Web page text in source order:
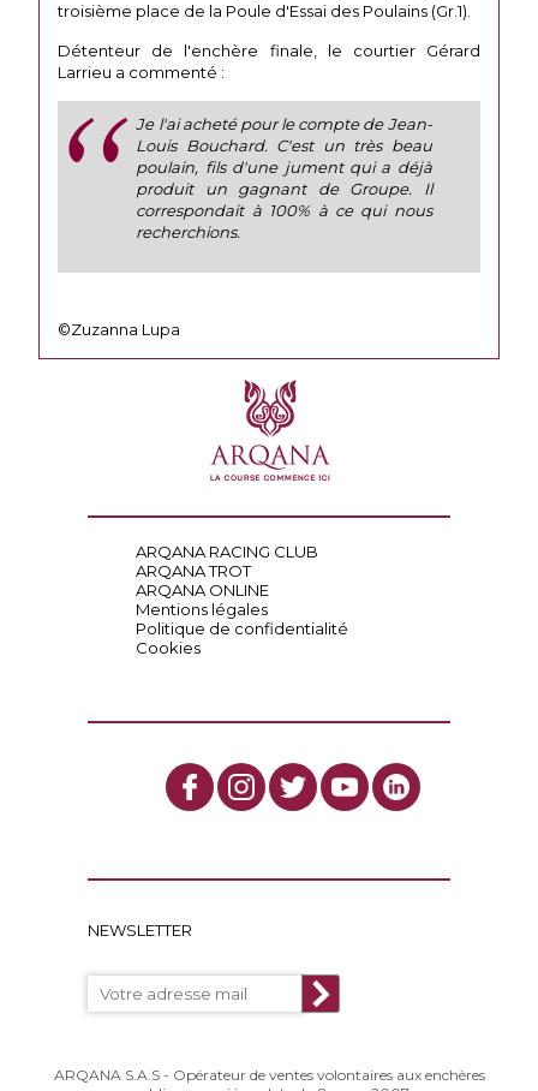
troisième place de la Poule d'Essai des Poulains (Gr.1).
Détenteur de l'enchère finale, le courtier Gérard
Larrieu a commenté :
Je l'ai acheté pour le compte de Jean-
Louis Bouchard. C'est un très beau
poulain, fils d'une jument qui a déjà
produit un gagnant de Groupe. Il
correspondait à 100% à ce qui nous
recherchions.
©Zuzanna Lupa
ARQANA RACING CLUB
ARQANA TROT
ARQANA ONLINE
Mentions légales
Politique de confidentialité
Cookies
NEWSLETTER
ARQANA S.A.S - Opérateur de ventes volontaires aux enchères